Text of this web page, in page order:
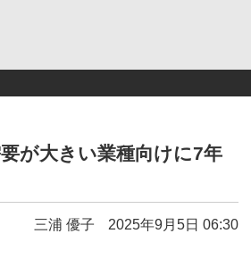
が大きい業種向けに7年
三浦 優子 2025年9月5日 06:30